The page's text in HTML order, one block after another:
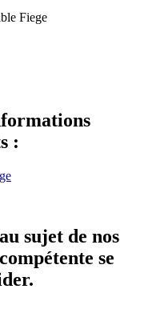
Fiege
:
sujet de nos
se